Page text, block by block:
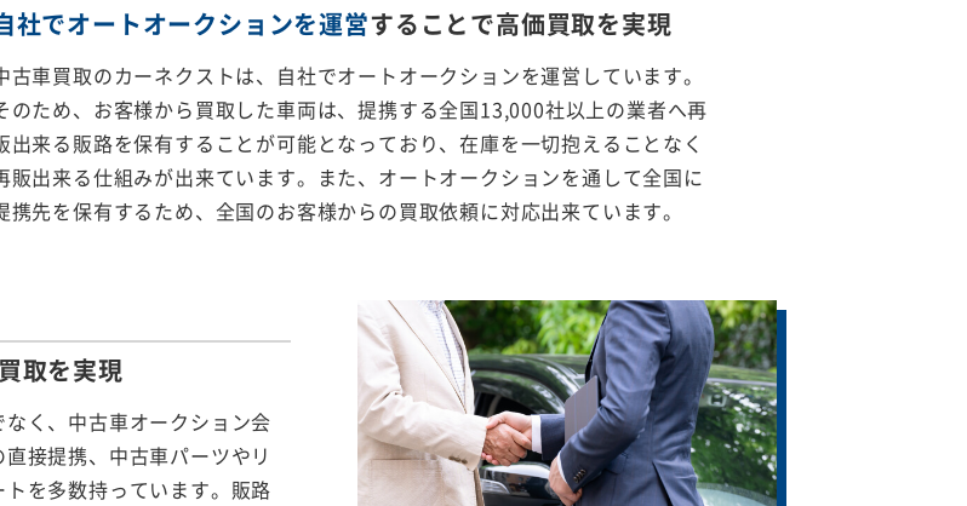
社でオートオークションを運営することで高価買取を実現
古車買取のカーネクストは、自社でオートオークションを運営しています。
のため、お客様から買取した車両は、提携する全国13,000社以上の業者へ再
出来る販路を保有することが可能となっており、在庫を一切抱えることなく
販出来る仕組みが出来ています。また、オートオークションを通して全国に
携先を保有するため、全国のお客様からの買取依頼に対応出来ています。
取を実現
く、中古車オークション会
接提携、中古車パーツやリ
を多数持っています。販路